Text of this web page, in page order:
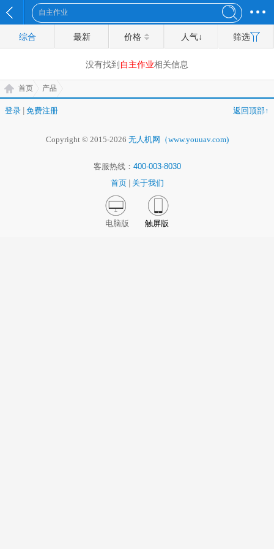
综合 最新 价格 人气↓ 筛选
没有找到 自主作业相关信息
首页 产品
登录 免费注册 返回顶部↑
Copyright © 2015-2026 无人机网（www.youuav.com)
客服热线： 400-003-8030
首页
关于我们
电脑版 触屏版